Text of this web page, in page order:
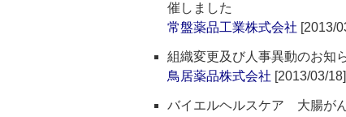
催しました
常盤薬品工業株式会社 [2013/
組織変更及び人事異動のお知
鳥居薬品株式会社 [2013/03/18]
バイエルヘルスケア 大腸が